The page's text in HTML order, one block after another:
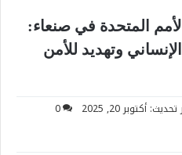
المتحدة في صنعاء:
وتهديد للأمن
أكتوبر 20, 2025
0